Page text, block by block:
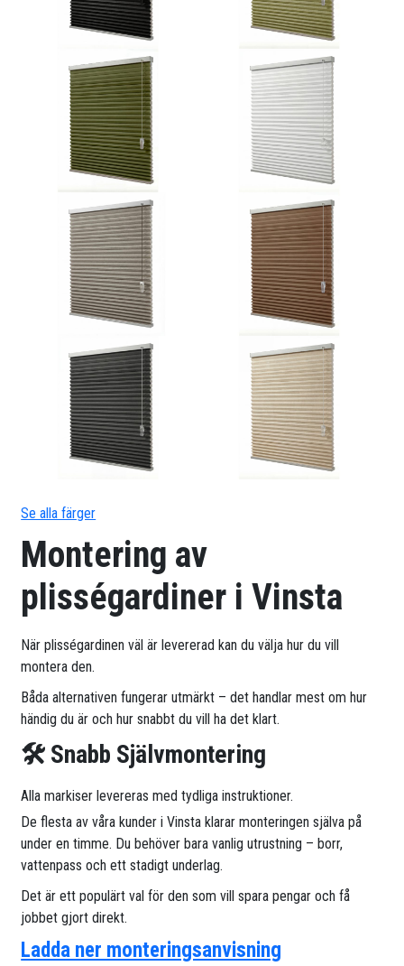
Se alla färger
Montering av
plisségardiner i Vinsta
När plisségardinen väl är levererad kan du välja hur du vill
montera den.
Båda alternativen fungerar utmärkt – det handlar mest om hur
händig du är och hur snabbt du vill ha det klart.
🛠 Snabb Självmontering
Alla markiser levereras med tydliga instruktioner.
De flesta av våra kunder i Vinsta klarar monteringen själva på
under en timme. Du behöver bara vanlig utrustning – borr,
vattenpass och ett stadigt underlag.
Det är ett populärt val för den som vill spara pengar och få
jobbet gjort direkt.
Ladda ner monteringsanvisning